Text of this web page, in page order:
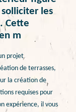
les
Cette
m
projet
de terrasses,
la création de
requises pour
expérience, il vous